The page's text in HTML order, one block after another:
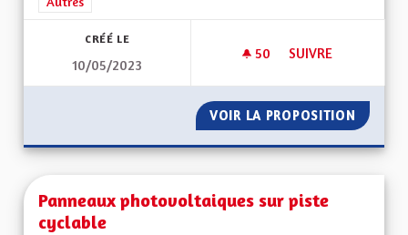
CRÉÉ LE
10/05/2023
50 50 ABONNÉS
SUIVRE
VOIR LA PROPOSITION
Panneaux photovoltaiques sur piste
cyclable